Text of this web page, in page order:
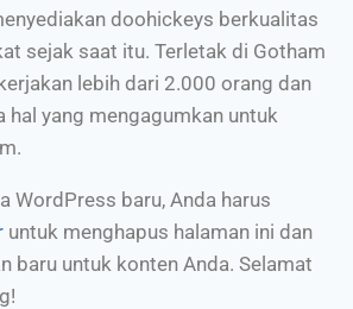
doohickeys berkualitas
sejak saat itu. Terletak di Gotham
lebih dari 2.000 orang dan
hal yang mengagumkan untuk
WordPress baru, Anda harus
untuk menghapus halaman ini dan
baru untuk konten Anda. Selamat